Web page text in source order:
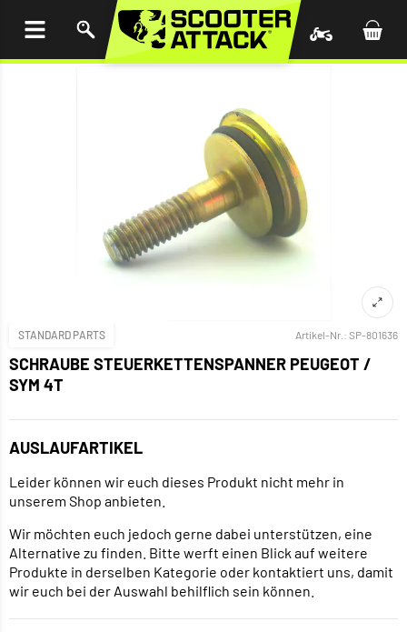
STANDARD PARTS Artikel-Nr.: SP-801636
SCHRAUBE STEUERKETTENSPANNER PEUGEOT /
SYM 4T
AUSLAUFARTIKEL
Leider können wir euch dieses Produkt nicht mehr in
unserem Shop anbieten.
Wir möchten euch jedoch gerne dabei unterstützen, eine
Alternative zu finden. Bitte werft einen Blick auf weitere
Produkte in derselben Kategorie oder kontaktiert uns, damit
wir euch bei der Auswahl behilflich sein können.